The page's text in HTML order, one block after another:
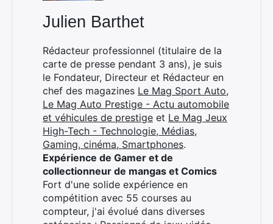
Julien Barthet
Rédacteur professionnel (titulaire de la
carte de presse pendant 3 ans), je suis
le Fondateur, Directeur et Rédacteur en
chef des magazines Le Mag Sport Auto,
Le Mag Auto Prestige - Actu automobile
et véhicules de prestige et Le Mag Jeux
High-Tech - Technologie, Médias,
Gaming, cinéma, Smartphones.
Expérience de Gamer et de
collectionneur de mangas et Comics
Fort d'une solide expérience en
compétition avec 55 courses au
compteur, j'ai évolué dans diverses